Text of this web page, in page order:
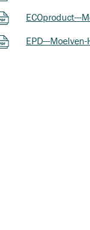
ECOproduct---
EPD---